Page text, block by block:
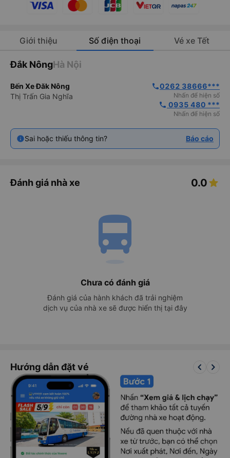
Giới thiệu Số điện thoại Vé xe Tết
Đắk NôngHà Nội
Bến Xe Đăk Nông
Thị Trấn Gia Nghĩa
phone0262 38666***
Nhấn để hiện số
phone 0935 480 ***
Nhấn để hiện số
Sai hoặc thiếu thông tin? Báo cáo
Đánh giá nhà xe 0.0
directions_bus
Chưa có đánh giá
Đánh giá của hành khách đã trải nghiệm
dịch vụ của nhà xe sẽ được hiển thị tại đây
Hướng dẫn đặt vé keyboard_arrow_left keyboard_arrow_right